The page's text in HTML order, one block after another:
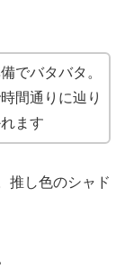
でバタバタ。
間通りに辿り
ます
推し色のシャド